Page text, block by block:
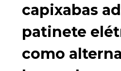
capixabas
patinete
como